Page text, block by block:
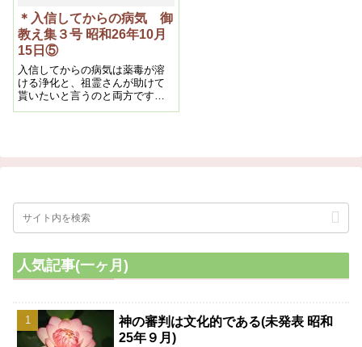
＊入信してからの病気 御
教え集３号 昭和26年10月
15日⑤
入信してからの病気は薬毒が溶
ける浄化と、祖霊さんが助けて
貰いたいと言うのと両方です
ね。祖霊さん以外に動物霊が憑
ね。そう言う風な頭で見当をつ
人気記事(一ヶ月)
神の審判は文化的である(未発表 昭和
25年９月)